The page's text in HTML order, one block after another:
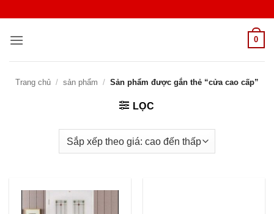
nội
0
Trang chủ / sản phẩm / Sản phẩm được gắn thẻ “cửa cao cấp”
LỌC